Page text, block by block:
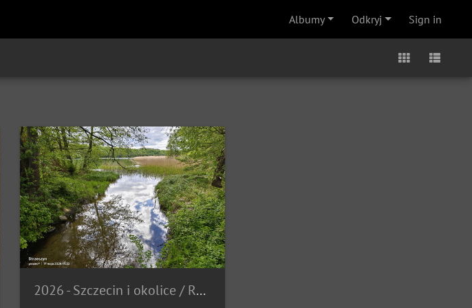
Albumy Odkryj Sign in
2026 - Szczecin i okolice /Rajd nad jeziorami (17.05.2026 r.)